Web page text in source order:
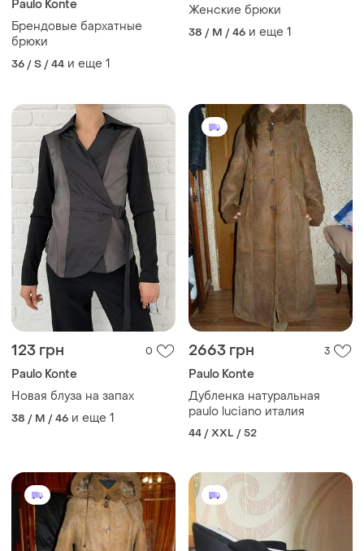
Paulo Konte
Брендовые бархатные
брюки
36 / S / 44 и еще 1
Женские брюки
38 / M / 46 и еще 1
123 грн 0
Paulo Konte
Новая блуза на запах
38 / M / 46 и еще 1
2663 грн 3
Paulo Konte
Дубленка натуральная
paulo luciano италия
44 / XXL / 52